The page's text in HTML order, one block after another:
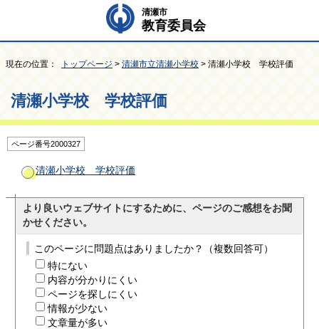
清瀬市
教育委員会
現在の位置： トップページ > 清瀬市立清瀬小学校 > 清瀬小学校 学校評価
清瀬小学校 学校評価
ページ番号2000327
清瀬小学校 学校評価
より良いウェブサイトにするために、ページのご感想をお聞
かせください。
このページに問題点はありましたか？（複数回答可）
特にない
内容が分かりにくい
ページを探しにくい
情報が少ない
文章量が多い